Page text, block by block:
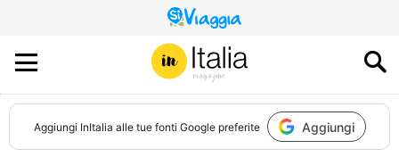
QUESTO
SITO
CONTRIBUISCE
ALL’AUDIENCE
DI
Aggiungi InItalia alle tue fonti Google preferite Aggiungi